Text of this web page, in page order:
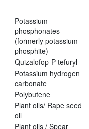
Potassium
phosphonates
(formerly potassium
phosphite)
Quizalofop-P-tefuryl
Potassium hydrogen
carbonate
Polybutene
Plant oils/ Rape seed
oil
Plant oils / Spear